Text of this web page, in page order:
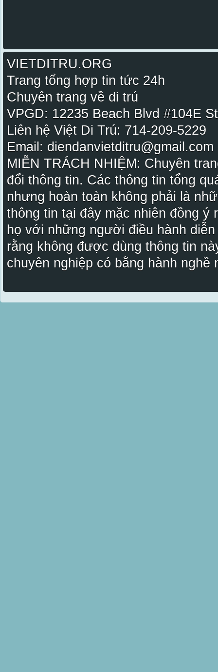
VIETDITRU.ORG
Trang tổng hợp tin tức 24h
Chuyên trang về di trú
VPGD: 12235 Beach Blvd #104E
Liên hệ Việt Di Trú: 714-209-5229
Email:
MIỄN TRÁCH NHIỆM: Chuyên
đổi thông tin. Các thông tin tổng
nhưng hoàn toàn không phải là
thông tin tại đây mặc nhiên đồng ý
họ với những người điều hành
rằng không được dùng thông tin
chuyên nghiệp có bằng hành